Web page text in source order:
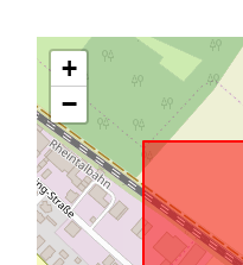
+
−